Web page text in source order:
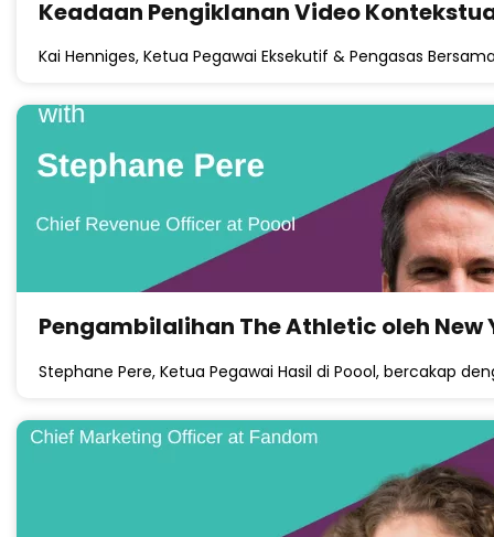
Keadaan Pengiklanan Video
Kai Henniges, Ketua Pegawai Eksekutif & Pengasas
Pengambilalihan The Athletic oleh New
Stephane Pere, Ketua Pegawai Hasil di Poool, bercakap